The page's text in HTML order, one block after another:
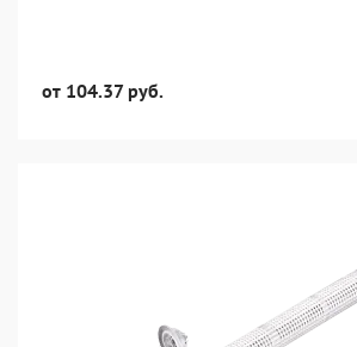
от 104.37 руб.